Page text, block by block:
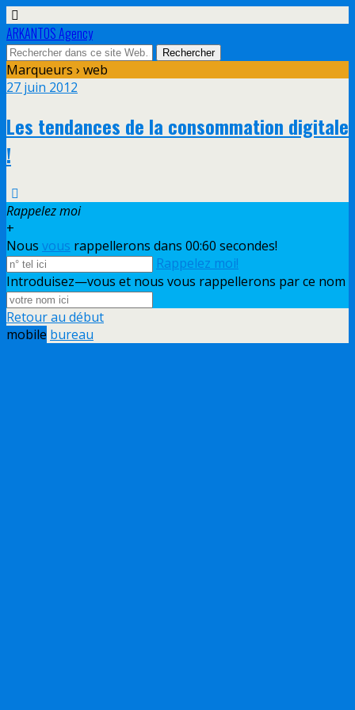
ARKANTOS Agency
Marqueurs › web
27 juin 2012
Les tendances de la consommation digitale
!
Rappelez moi
+
Nous vous rappellerons dans 00:60 secondes!
Rappelez moi!
Introduisez—vous et nous vous rappellerons par ce nom
Retour au début
mobile bureau